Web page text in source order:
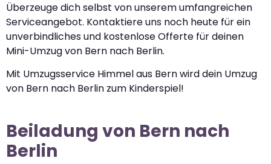
Überzeuge dich selbst von unserem umfangreichen
Serviceangebot. Kontaktiere uns noch heute für ein
unverbindliches und kostenlose Offerte für deinen
Mini-Umzug von Bern nach Berlin.
Mit Umzugsservice Himmel aus Bern wird dein Umzug
von Bern nach Berlin zum Kinderspiel!
Beiladung von Bern nach
Berlin